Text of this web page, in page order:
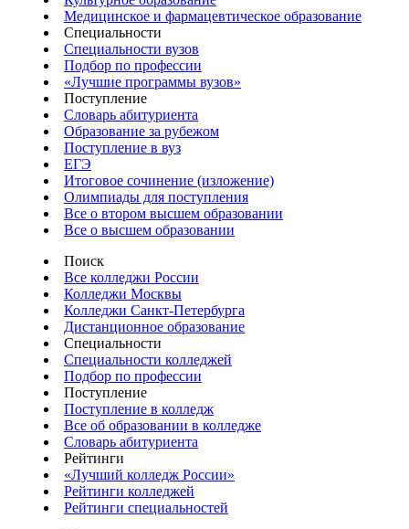
Медицинское и фармацевтическое образование
Специальности
Специальности вузов
Подбор по профессии
«Лучшие программы вузов»
Поступление
Словарь абитуриента
Образование за рубежом
Поступление в вуз
ЕГЭ
Итоговое сочинение (изложение)
Олимпиады для поступления
Все о втором высшем образовании
Все о высшем образовании
Поиск
Все колледжи России
Колледжи Москвы
Колледжи Санкт-Петербурга
Дистанционное образование
Специальности
Специальности колледжей
Подбор по профессии
Поступление
Поступление в колледж
Все об образовании в колледже
Словарь абитуриента
Рейтинги
«Лучший колледж России»
Рейтинги колледжей
Рейтинги специальностей